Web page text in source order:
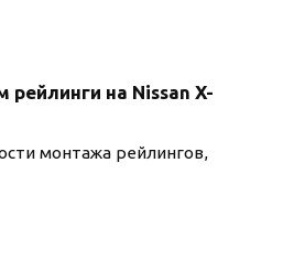
рейлинги на Nissan X-
монтажа рейлингов,